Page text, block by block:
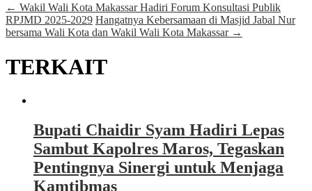
← Wakil Wali Kota Makassar Hadiri Forum Konsultasi Publik
RPJMD 2025-2029 Hangatnya Kebersamaan di Masjid Jabal Nur
bersama Wali Kota dan Wakil Wali Kota Makassar →
TERKAIT
Bupati Chaidir Syam Hadiri Lepas
Sambut Kapolres Maros, Tegaskan
Pentingnya Sinergi untuk Menjaga
Kamtibmas